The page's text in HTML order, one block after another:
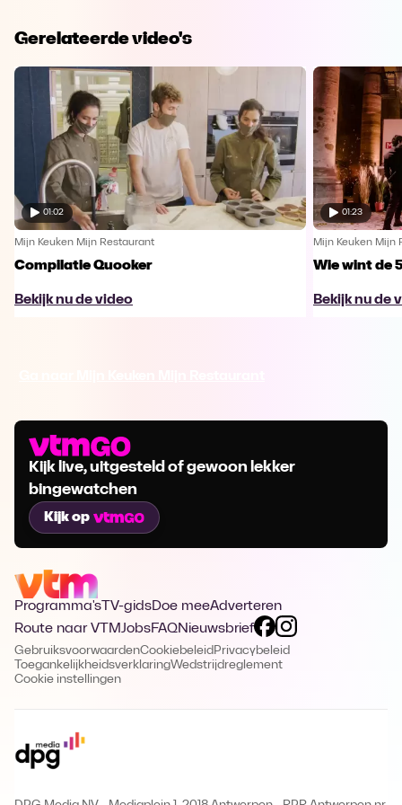
Gerelateerde video's
01:02
Mijn Keuken Mijn Restaurant
Compilatie Quooker
Bekijk nu de video
01:23
Mijn Keuken Mijn
Wie wint de
Bekijk nu de
Kijk live, uitgesteld of gewoon lekker
bingewatchen
Kijk op
Programma's TV-gidsDoe meeAdverteren
Route naar VTMJobsFAQNieuwsbrief
GebruiksvoorwaardenCookiebeleid Privacybeleid
ToegankelijkheidsverklaringWedstrijdreglement
Cookie instellingen